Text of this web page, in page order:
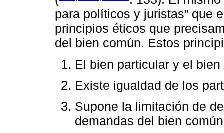
para políticos y juristas” que
principios éticos que
del bien común. Estos
El bien particular y el
Existe igualdad de los
Supone la limitación de
demandas del bien